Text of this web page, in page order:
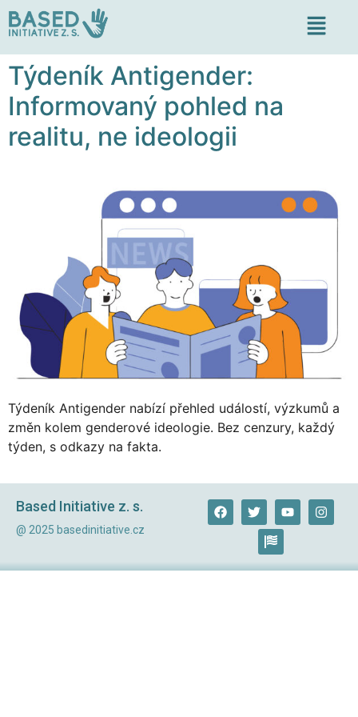
Týdeník Antigender:
Informovaný pohled na
realitu, ne ideologii
Týdeník Antigender nabízí přehled událostí, výzkumů a
změn kolem genderové ideologie. Bez cenzury, každý
týden, s odkazy na fakta.
Based Initiative z. s.
@ 2025 basedinitiative.cz